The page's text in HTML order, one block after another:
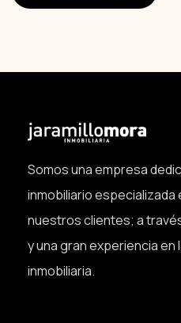
Somos una empresa
inmobiliario especializada
nuestros clientes; a
y una gran experiencia
inmobiliaria.